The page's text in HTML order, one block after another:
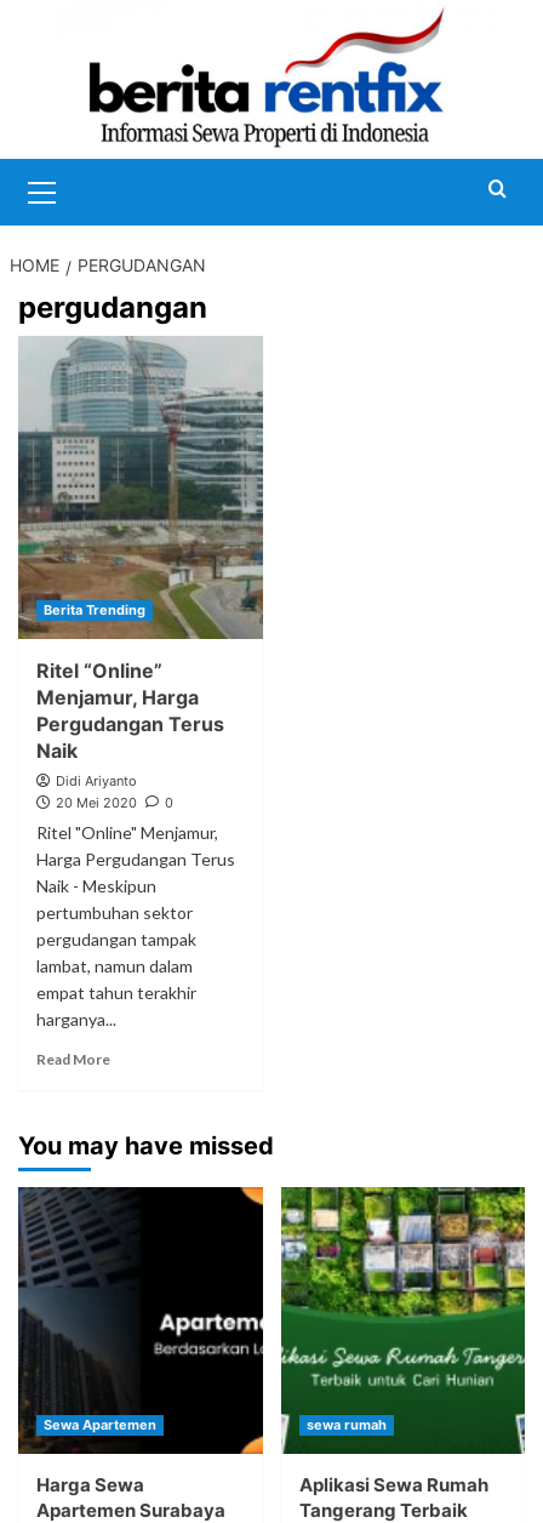
Menu
HOME PERGUDANGAN
pergudangan
Berita Trending
Ritel “Online”
Menjamur, Harga
Pergudangan Terus
Naik
Didi Ariyanto
20 Mei 2020
0
Ritel "Online" Menjamur,
Harga Pergudangan Terus
Naik - Meskipun
pertumbuhan sektor
pergudangan tampak
lambat, namun dalam
empat tahun terakhir
harganya...
Read More
You may have missed
Sewa Apartemen
Harga Sewa
Apartemen Surabaya
sewa rumah
Aplikasi Sewa Rumah
Tangerang Terbaik